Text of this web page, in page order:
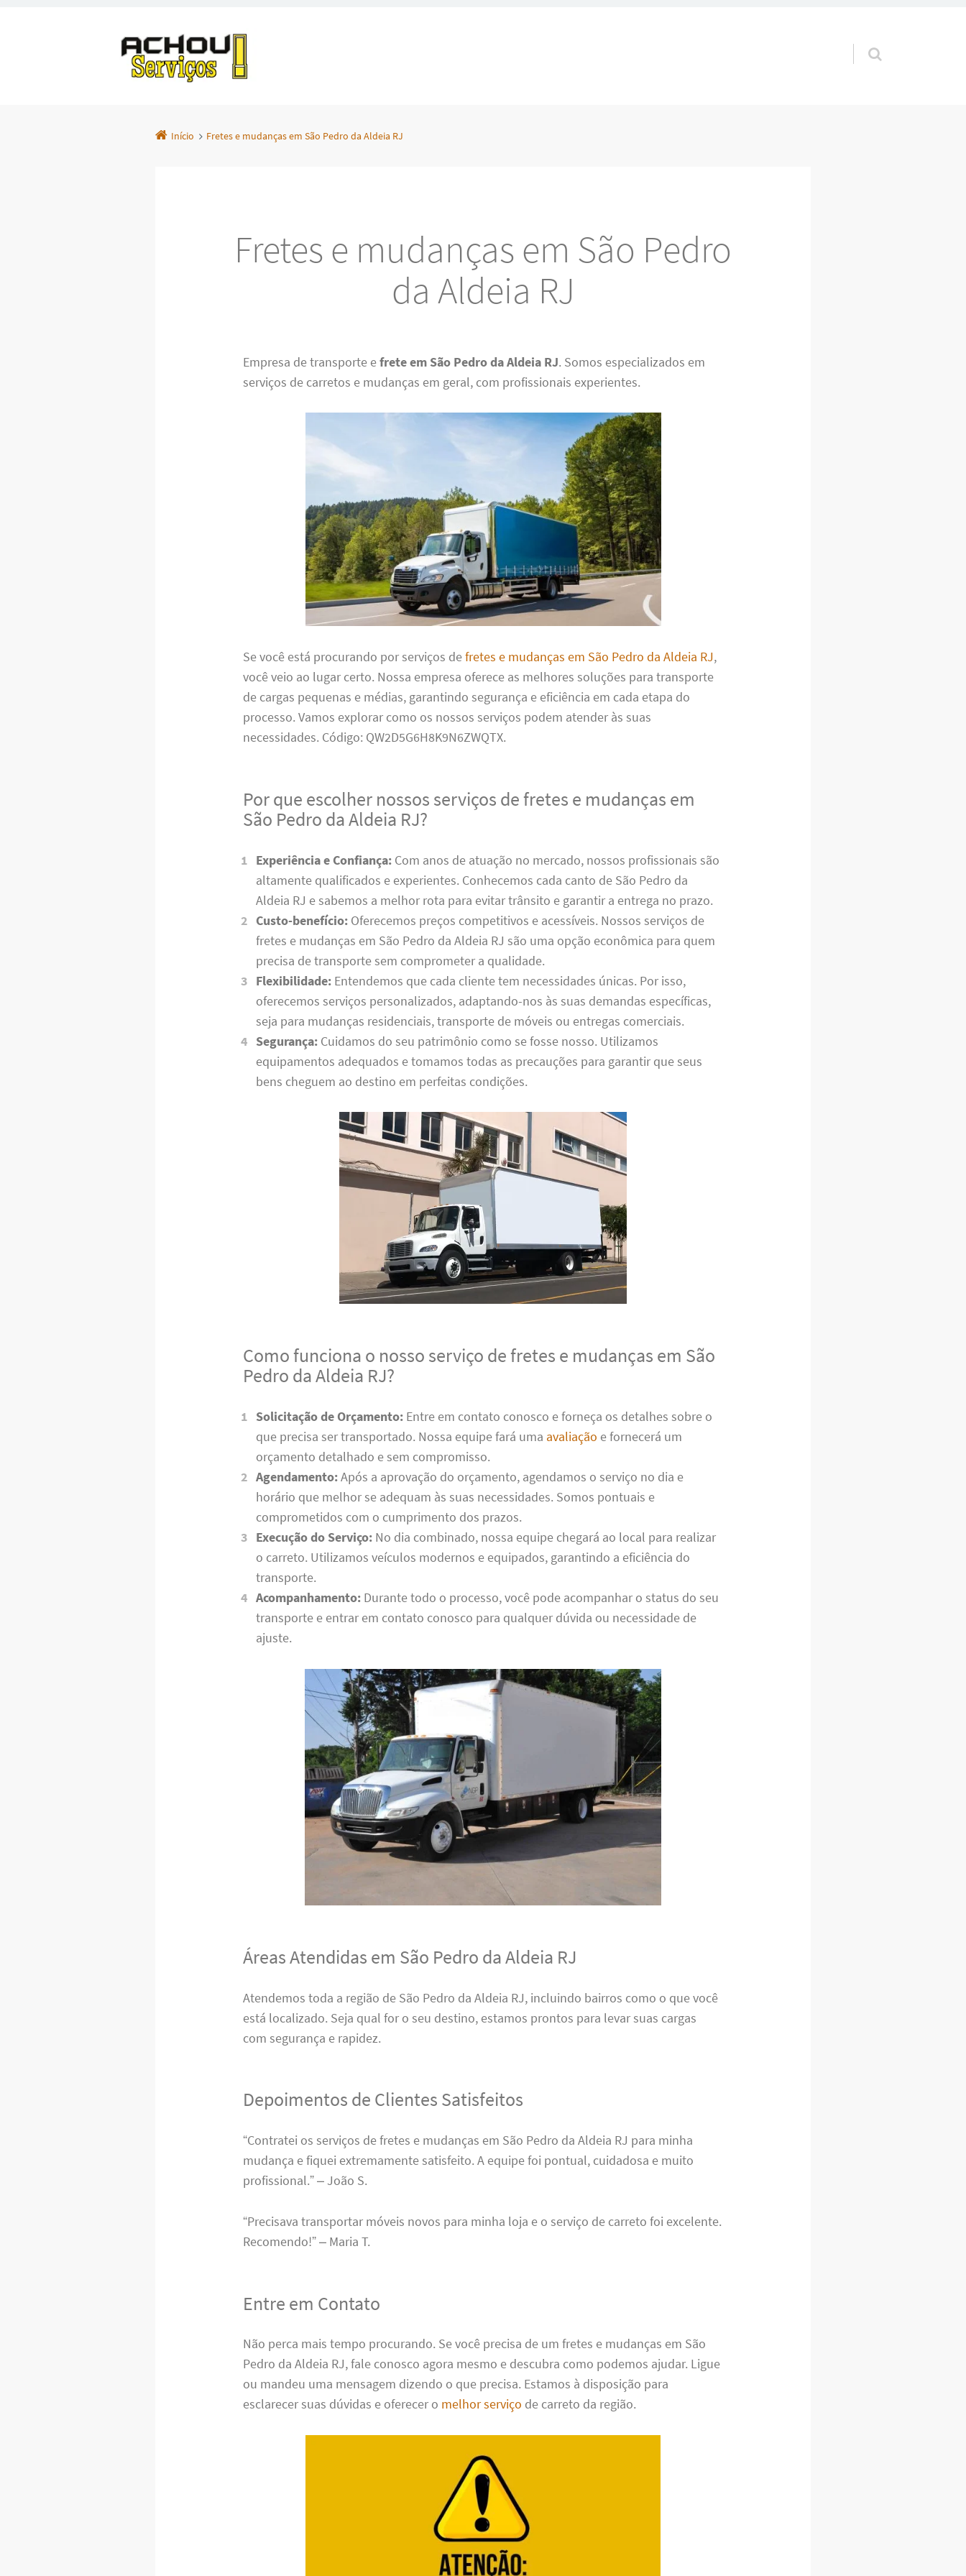
Pular para o conteúdo
Início Fretes e mudanças em São Pedro da Aldeia RJ
Fretes e mudanças em São Pedro
da Aldeia RJ
Empresa de transporte efrete em São Pedro da Aldeia RJ. Somos especializados em
serviços de carretos e mudanças em geral, com profissionais experientes.
Se você está procurando por serviços defretes e mudanças em São Pedro da Aldeia RJ,
você veio ao lugar certo. Nossa empresa oferece as melhores soluções para transporte
de cargas pequenas e médias, garantindo segurança e eficiência em cada etapa do
processo. Vamos explorar como os nossos serviços podem atender às suas
necessidades. Código: QW2D5G6H8K9N6ZWQTX.
Por que escolher nossos serviços de fretes e mudanças em
São Pedro da Aldeia RJ?
Experiência e Confiança:Com anos de atuação no mercado, nossos profissionais são
altamente qualificados e experientes. Conhecemos cada canto de São Pedro da
Aldeia RJ e sabemos a melhor rota para evitar trânsito e garantir a entrega no prazo.
Custo-benefício:Oferecemos preços competitivos e acessíveis. Nossos serviços de
fretes e mudanças em São Pedro da Aldeia RJ são uma opção econômica para quem
precisa de transporte sem comprometer a qualidade.
Flexibilidade:Entendemos que cada cliente tem necessidades únicas. Por isso,
oferecemos serviços personalizados, adaptando-nos às suas demandas específicas,
seja para mudanças residenciais, transporte de móveis ou entregas comerciais.
Segurança:Cuidamos do seu patrimônio como se fosse nosso. Utilizamos
equipamentos adequados e tomamos todas as precauções para garantir que seus
bens cheguem ao destino em perfeitas condições.
Como funciona o nosso serviço de fretes e mudanças em São
Pedro da Aldeia RJ?
Solicitação de Orçamento:Entre em contato conosco e forneça os detalhes sobre o
que precisa ser transportado. Nossa equipe fará uma avaliação e fornecerá um
orçamento detalhado e sem compromisso.
Agendamento:Após a aprovação do orçamento, agendamos o serviço no dia e
horário que melhor se adequam às suas necessidades. Somos pontuais e
comprometidos com o cumprimento dos prazos.
Execução do Serviço:No dia combinado, nossa equipe chegará ao local para realizar
o carreto. Utilizamos veículos modernos e equipados, garantindo a eficiência do
transporte.
Acompanhamento:Durante todo o processo, você pode acompanhar o status do seu
transporte e entrar em contato conosco para qualquer dúvida ou necessidade de
ajuste.
Áreas Atendidas em São Pedro da Aldeia RJ
Atendemos toda a região de São Pedro da Aldeia RJ, incluindo bairros como o que você
está localizado. Seja qual for o seu destino, estamos prontos para levar suas cargas
com segurança e rapidez.
Depoimentos de Clientes Satisfeitos
“Contratei os serviços de fretes e mudanças em São Pedro da Aldeia RJ para minha
mudança e fiquei extremamente satisfeito. A equipe foi pontual, cuidadosa e muito
profissional.” – João S.
“Precisava transportar móveis novos para minha loja e o serviço de carreto foi excelente.
Recomendo!” – Maria T.
Entre em Contato
Não perca mais tempo procurando. Se você precisa de um fretes e mudanças em São
Pedro da Aldeia RJ, fale conosco agora mesmo e descubra como podemos ajudar. Ligue
ou mandeu uma mensagem dizendo o que precisa. Estamos à disposição para
esclarecer suas dúvidas e oferecer o melhor serviço de carreto da região.